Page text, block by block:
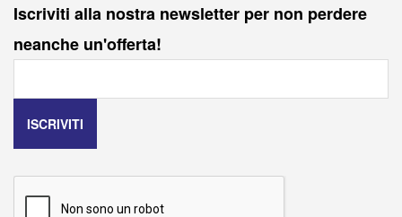
Iscriviti alla nostra newsletter per non perdere
neanche un'offerta!